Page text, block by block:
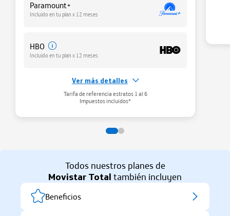
Paramount+
Incluido en tu plan x 12 meses
HBO
Incluido en tu plan x 12 meses
Administra tu red WiFiaqui
Ver más detalles
Tarifa de referencia estratos 1 al 6
Impuestos incluidos*
Todos nuestros planes de
Movistar Total también incluyen
Beneficios